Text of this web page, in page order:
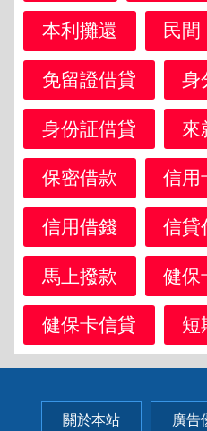
本利攤還 民間
免留證借貸 身
身份証借貸 來
保密借款 信用
信用借錢 信貸
馬上撥款 健保
健保卡信貸 短
關於本站 廣告